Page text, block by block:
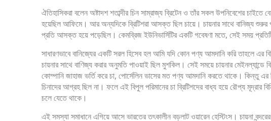
ঐতিহাসিকরা বলেন অষ্টাদশ শতাব্দীর চিন সাম্রাজ্য ব্রিটেন ও তাঁর সকল উপনিবেশের
হয়েছিল আফিমে। আর অন্যদিকে ব্রিটিশরা আসক্ত ছিল চায়ে। চায়নার সাথে বানিজ্য শুরুর
প্রতি আসক্ত হয়ে পড়েছিল। কেমব্রিজ ইউনিভার্সিটির একটি গবেষণা মতে, সেই সময়
সাধারণভাবে বানিজ্যের একটি সরল হিসেব হল আমি যদি কোন পণ্য আমদানি করি তাহলে
চায়নার সাথে বাণিজ্য করার অনুমতি পাওয়াই ছিল মুশকিল। সেই সময়ে চায়নার
কোম্পানি জাহাজ ভর্তি করে চা, পোর্সেলিন ভাসের মত পণ্য আমদানি করতে থাকে। কিন্তু
চিনাদের আগ্রহ ছিল না। ফলে এই বিপুল পরিমানের চা ব্রিটিশদের বাধ্য হয়ে রৌপ্য মূদ্রার
চলে যেতে থাকে।
এই সমস্যা সমাধানে এগিয়ে আসে ভারতের তৎকালীন বড়লাট ওয়ারেন হেস্টিংস। চায়না